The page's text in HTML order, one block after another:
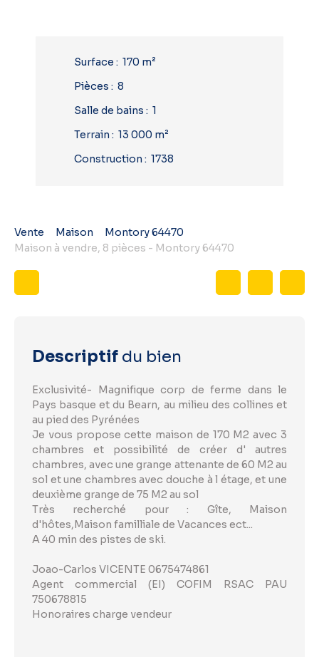
Surface : 170 m²
Pièces : 8
Salle de bains : 1
Terrain : 13 000 m²
Construction : 1738
Vente Maison
Montory 64470
Maison à vendre, 8 pièces - Montory 64470
Descriptif du bien
Exclusivité- Magnifique corp de ferme dans le
Pays basque et du Bearn, au milieu des collines et
au pied des Pyrénées
Je vous propose cette maison de 170 M2 avec 3
chambres et possibilité de créer d' autres
chambres, avec une grange attenante de 60 M2 au
sol et une chambres avec douche à l étage, et une
deuxième grange de 75 M2 au sol
Très recherché pour : Gîte, Maison
d'hôtes,Maison familliale de Vacances ect...
A 40 min des pistes de ski.
Joao-Carlos VICENTE 0675474861
Agent commercial (EI) COFIM RSAC PAU
750678815
Honoraires charge vendeur